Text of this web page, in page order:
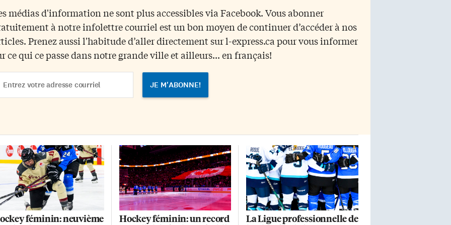
avoir pris les devants dans
et donné le ton, les
Leafs ont par la suite vu les
prendre le contrôle de la
[…]
derniers matchs. Minnesota, les
négligées de la série, sont arrivées
à Toronto confiantes avec le
momentum de leur côté. Denisa
Krizova a ouvert la marque pour
les visiteuses et malgré une
Hannah Miller confirmer la
victoire avec 10 secondes à faire au
match. Malgré les effort de
Minnesota, Kristen Campbell a
effectué 21 arrêts pour obtenir son
2e […]
médias d'information ne sont plus accessibles via Facebook. Vous abonner
à notre infolettre courriel est un bon moyen de continuer d’accéder à nos
Prenez aussi l'habitude d’aller directement sur l-express.ca pour vous informer
ce qui ce passe dans notre grande ville et ailleurs... en français!
féminin: neuvième
Hockey féminin: un record
La Ligue professionnelle de